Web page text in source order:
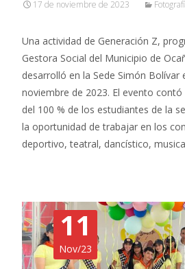
17 de noviembre de 2023
Una actividad de Generación Z,
Gestora Social del Municipio de
desarrolló en la Sede Simón Bolívar
noviembre de 2023. El evento
del 100 % de los estudiantes de la
la oportunidad de trabajar en los
deportivo, teatral, dancístico,
11
Nov/23